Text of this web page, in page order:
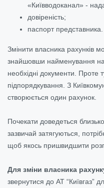
«Київводоканал» -
довіреність;
паспорт представника.
Змінити власника рахунків
знайшовши найменування
необхідні документи. Проте
підпорядкування. З
створюється один рахунок.
Почекати доведеться
зазвичай затягуються,
щоб якось пришвидшити
Для зміни власника
звернутися до АТ “Київгаз”